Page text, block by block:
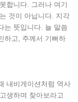
합니다. 그러나 여기
것이 아닙니다. 지각
는 뜻입니다. 늘 말씀
하고, 주께서 기뻐하
내비게이션처럼 역사
생하며 찾아보라고